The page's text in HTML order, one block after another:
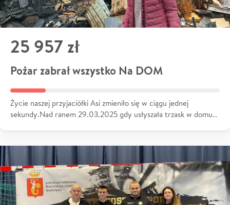
25 957 zł
Pożar zabrał wszystko Na DOM
Życie naszej przyjaciółki Asi zmieniło się w ciągu jednej
sekundy.Nad ranem 29.03.2025 gdy usłyszała trzask w domu…